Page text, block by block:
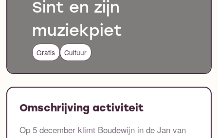
Sint en zijn
muziekpiet
Gratis Cultuur
Omschrijving activiteit
Op 5 december klimt Boudewijn in de Jan van